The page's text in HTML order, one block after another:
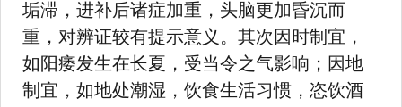
垢滞，进补后诸症加重，头脑更加昏沉而
重，对辨证较有提示意义。其次因时制宜，
如阳痿发生在长夏，受当令之气影响；因地
制宜，如地处潮湿，饮食生活习惯，恣饮酒